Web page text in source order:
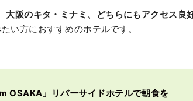
大阪のキタ・ミナミ、どちらにもアクセス良
い方におすすめのホテルです。
OSAKA」リバーサイドホテルで朝食を